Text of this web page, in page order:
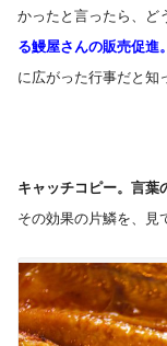
かったと言ったら、ど
る鰻屋さんの販売促進
に広がった行事だと知
キャッチコピー。言葉
その効果の片鱗を、見